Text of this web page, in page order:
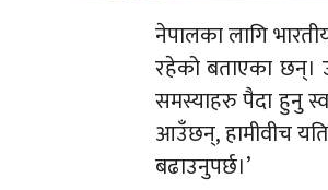
नेपालका लागि
रहेको बताएका छन्।
समस्याहरु पैदा हुनु
आउँछन्, हामीवीच
बढाउनुपर्छ।’